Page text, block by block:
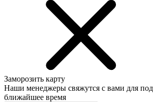
Заморозить карту
Наши менеджеры свяжутся с вами для
ближайшее время